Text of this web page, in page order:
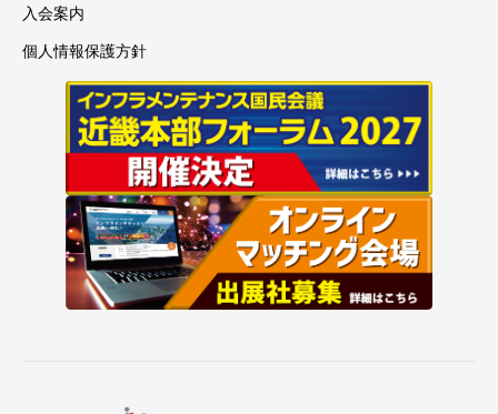
入会案内
個人情報保護方針